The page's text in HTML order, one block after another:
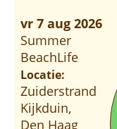
vr 7 aug 2026
Summer
BeachLife
Locatie:
Zuiderstrand
Kijkduin,
Den Haag